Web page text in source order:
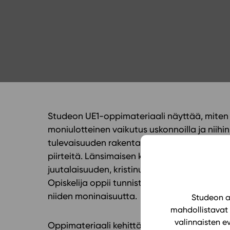
Studeon
mahdollistavat
valinnaisten
Tilaa
Studeon UE1-oppimateriaali näyttää,
moniulotteinen vaikutus uskonnoilla ja
tulevaisuuden rakentamisessa.
piirteitä. Länsimaisen kulttuurin ja
juutalaisuuden, kristinuskon ja islamin
Opiskelija oppii tunnistamaan ja
niiden moninaisuutta.
Oppimateriaali kehittää opiskelijan laaja-